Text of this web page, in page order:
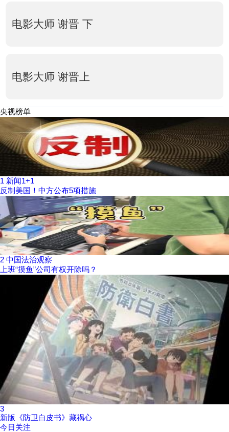
电影大师 谢晋 下
电影大师 谢晋上
央视榜单
1 新闻1+1
反制美国！中方公布5项措施
2 中国法治观察
上班“摸鱼”公司有权开除吗？
3
新版《防卫白皮书》藏祸心
今日关注